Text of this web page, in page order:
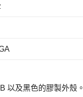
以及黑色的膠製外殼。